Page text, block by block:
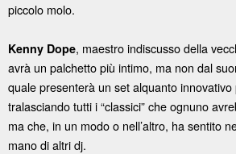
piccolo molo.
Kenny Dope, maestro indiscusso della
avrà un palchetto più intimo, ma non dal
quale presenterà un set alquanto
tralasciando tutti i “classici” che ognuno
ma che, in un modo o nell’altro, ha sentito
mano di altri dj.